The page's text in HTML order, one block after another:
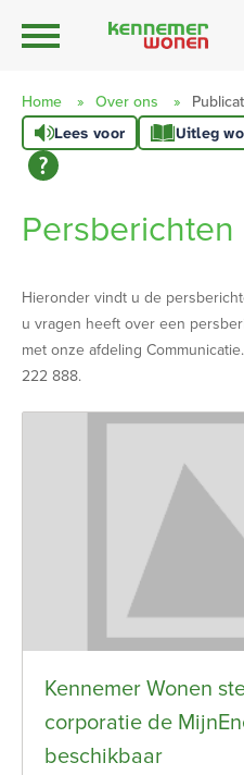
Naar hoofdinhoud
Naar hoofdnavigatiemenu
Naar zoeken
Naar de homepage
Ga naar Hoofd
Home Over ons
Lees voor Uitleg
Persberichten
Hieronder vindt u de
u vragen heeft over een
met onze afdeling
222 888.
Kennemer Wonen
corporatie de
beschikbaar